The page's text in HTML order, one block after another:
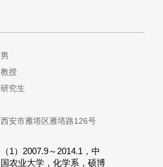
男
教授
研究生
西安市雁塔区雁塔路126号
（1）2007.9～ 2014.1，中
国农业大学，化学系，硕博